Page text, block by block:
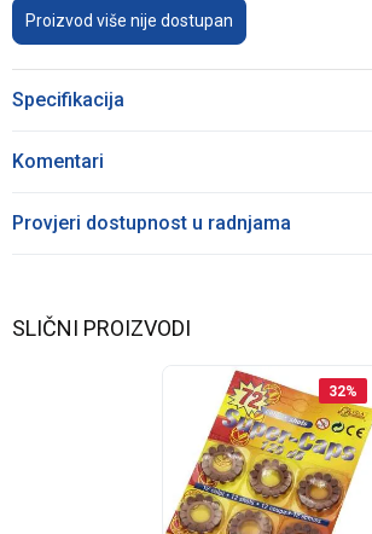
Proizvod više nije dostupan
Specifikacija
Komentari
Provjeri dostupnost u radnjama
SLIČNI PROIZVODI
32%